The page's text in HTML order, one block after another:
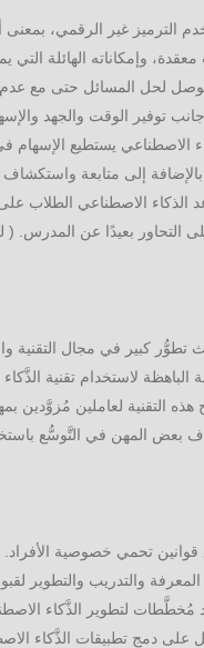
الترميز غير الرقمي، بمعنى
وإمكاناته الهائلة
لحل المسائل حتى مع عدم
توفير الوقت والجهد
الاصطناعي يستطيع
إلى متابعة واستكشاف
الذكاء الاصطناعي الطلاب
التحاور بعيدًا عن المدرس. (
تطوُّر كبير في مجال التقنية
الباهظة لاستخدام تقنية
هذه التقنية لعاملين مُزوَّدين
بعض المهن في التَّوسُّع
تحمي خصوصية الأفراد.
والتدريب والتطوير
مُخطَّطات لتطوير الذَّكاء
على دمج تطبيقات الذَّكاء